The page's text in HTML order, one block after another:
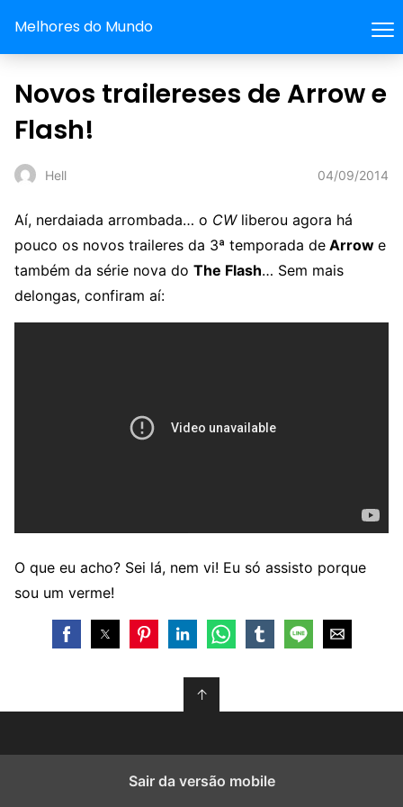
Melhores do Mundo
Novos trailereses de Arrow e
Flash!
Hell 04/09/2014
Aí, nerdaiada arrombada… o CWliberou agora há
pouco os novos traileres da 3ª temporada de Arrow e
também da série nova do The Flash… Sem mais
delongas, confiram aí:
O que eu acho? Sei lá, nem vi! Eu só assisto porque
sou um verme!
↑
Sair da versão mobile